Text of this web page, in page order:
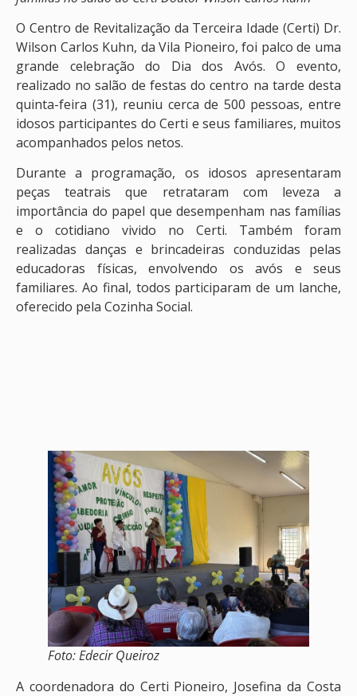
O Centro de Revitalização da Terceira Idade (Certi) Dr.
Wilson Carlos Kuhn, da Vila Pioneiro, foi palco de uma
grande celebração do Dia dos Avós. O evento,
realizado no salão de festas do centro na tarde desta
quinta-feira (31), reuniu cerca de 500 pessoas, entre
idosos participantes do Certi e seus familiares, muitos
acompanhados pelos netos.
Durante a programação, os idosos apresentaram
peças teatrais que retrataram com leveza a
importância do papel que desempenham nas famílias
e o cotidiano vivido no Certi. Também foram
realizadas danças e brincadeiras conduzidas pelas
educadoras físicas, envolvendo os avós e seus
familiares. Ao final, todos participaram de um lanche,
oferecido pela Cozinha Social.
Foto: Edecir Queiroz
A coordenadora do Certi Pioneiro, Josefina da Costa